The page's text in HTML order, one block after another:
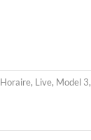
Horaire, Live, Model 3,